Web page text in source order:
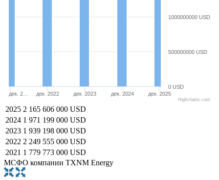
дек. 2… дек. 2022 дек. 2023 дек. 2024 дек. 2025
0 USD
500000000 USD
1000000000 USD
Highcharts.com
2025 2 165 606 000 USD
2024 1 971 199 000 USD
2023 1 939 198 000 USD
2022 2 249 555 000 USD
2021 1 779 773 000 USD
МСФО компании TXNM Energy